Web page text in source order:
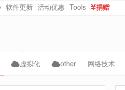
软件更新 活动优惠 Tools
捐赠
虚拟化
vmware
other
AI
网络技术
CMS